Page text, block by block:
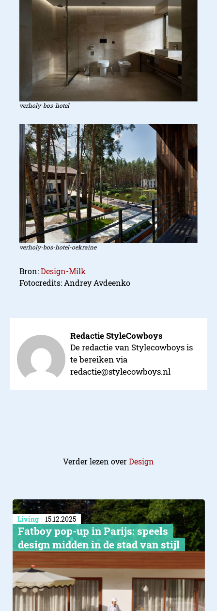
verholy-bos-hotel
verholy-bos-hotel-oekraine
Bron:Design-Milk
Fotocredits: Andrey Avdeenko
Redactie StyleCowboys
De redactie van Stylecowboys is
te bereiken via
redactie@stylecowboys.nl
Verder lezen overDesign
Living 15.12.2025
Fatboy pop-up in Parijs: speels
design midden in de stad van stijl